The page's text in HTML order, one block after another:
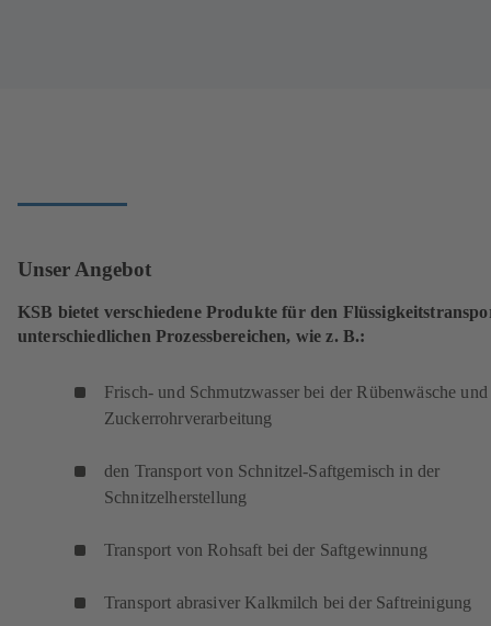
Unser Angebot
KSB bietet verschiedene Produkte für den
unterschiedlichen Prozessbereichen, wie z. B.:
Frisch- und Schmutzwasser bei der Rübenwäsche und
Zuckerrohrverarbeitung
den Transport von Schnitzel-Saftgemisch in der
Schnitzelherstellung
Transport von Rohsaft bei der Saftgewinnung
Transport abrasiver Kalkmilch bei der Saftreinigung